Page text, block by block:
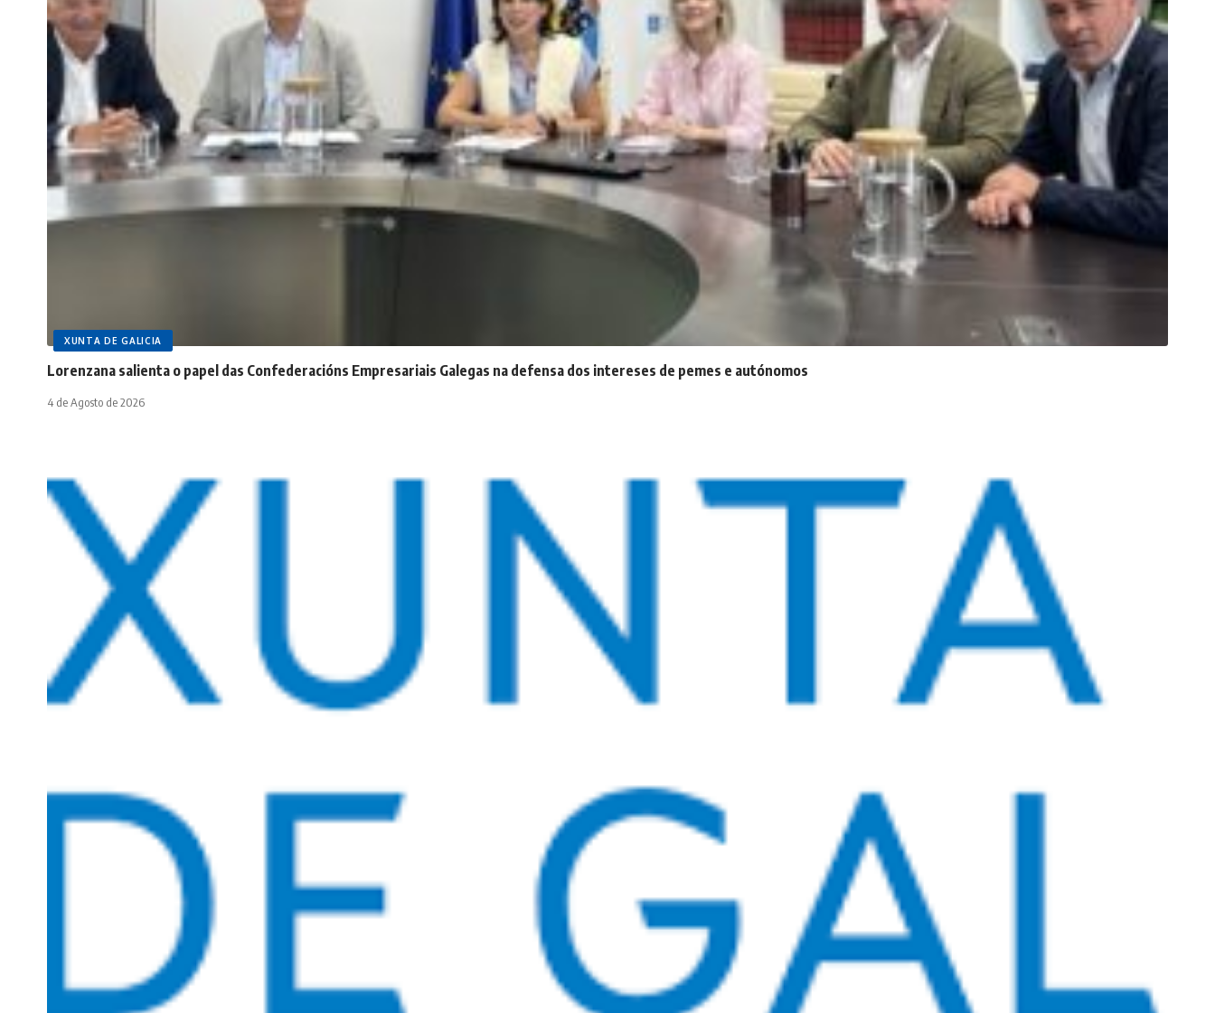
XUNTA DE GALICIA
Lorenzana salienta o papel das Confederacións Empresariais Galegas na defensa dos intereses de pemes e autónomos
4 de Agosto de 2026